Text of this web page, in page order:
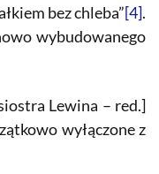
bez chleba”[4].
wybudowanego
Lewina – red.]
wyłączone z